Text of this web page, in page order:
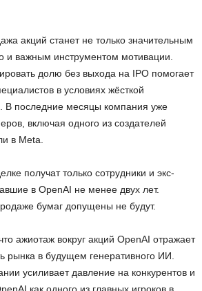
акций станет не только значительным
и важным инструментом мотивации.
долю без выхода на IPO помогает
в условиях жёсткой
В последние месяцы компания уже
включая одного из создателей
в Meta.
получат только сотрудники и экс-
в OpenAI не менее двух лет.
бумаг допущены не будут.
ажиотаж вокруг акций OpenAI отражает
рынка в будущем генеративного ИИ.
усиливает давление на конкурентов и
как одного из главных игроков в